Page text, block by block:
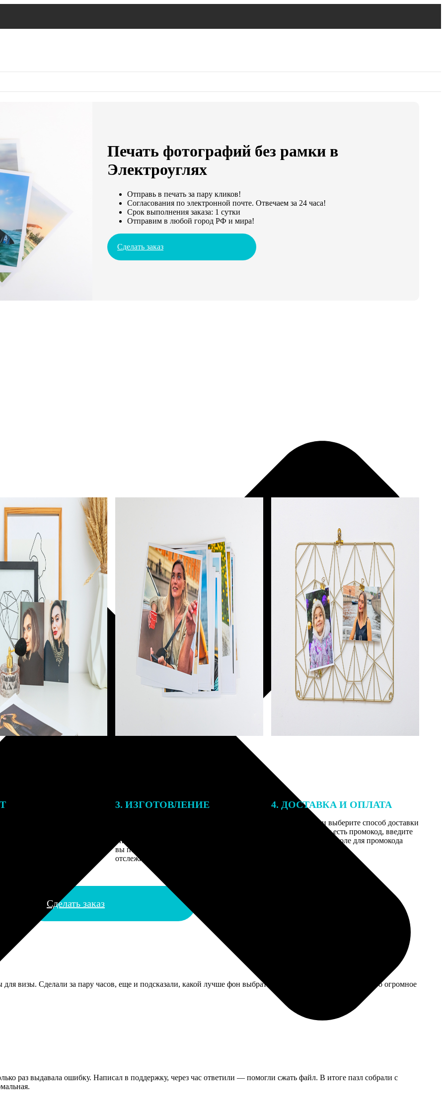
Печать фотографий без рамки в
Электроуглях
Отправь в печать за пару кликов!
Согласования по электронной почте. Отвечаем за 24 часа!
Срок выполнения заказа: 1 сутки
Отправим в любой город РФ и мира!
Сделать заказ
3. ИЗГОТОВЛЕНИЕ
описанием заказа. Когда отправим заказ
вы получите письмо с трек-номером для
отслеживания.
4. ДОСТАВКА И ОПЛАТА
Введите адрес и выберите способ доставки
заказа. Если у вас есть промокод, введите
его в специальное поле для промокода
Сделать заказ
визы. Сделали за пару часов, еще и подсказали, какой лучше фон выбрать. Успела всё подать в срок, за что огромное
раз выдавала ошибку. Написал в поддержку, через час ответили — помогли сжать файл. В итоге пазл собрали с